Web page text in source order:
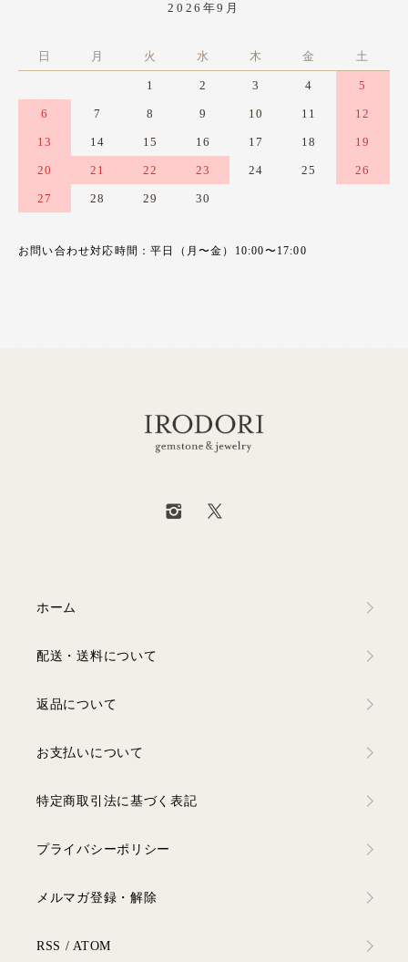
2026年9月
日 月 火 水 木 金 土
1 2 3 4 5
6 7 8 9 10 11 12
13 14 15 16 17 18 19
20 21 22 23 24 25 26
27 28 29 30
お問い合わせ対応時間：平日（月〜金）10:00〜17:00
ホーム
配送・送料について
返品について
お支払いについて
特定商取引法に基づく表記
プライバシーポリシー
メルマガ登録・解除
RSS / ATOM